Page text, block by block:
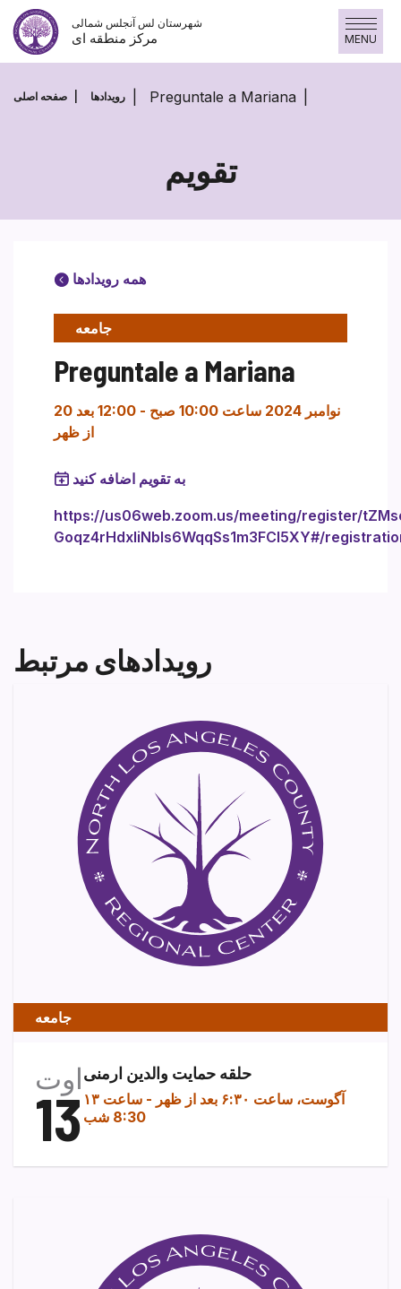
پرش
محتوا
شهرستان لس آنجلس شمالی
مرکز منطقه ای MENU
صفحه اصلی رویدادها Preguntale a Mariana
تقویم
همه رویدادها
جامعه
Preguntale a Mariana
20 نوامبر 2024 ساعت 10:00 صبح -
12:00 بعد
از ظهر
به تقویم اضافه کنید
https://us06web.zoom.us/meeting/register/
Goqz4rHdxIiNbls6WqqSs1m3FCl5XY#/
رویدادهای مرتبط
جامعه
اوت
13
حلقه حمایت والدین ارمنی
۱۳ آگوست، ساعت ۶:۳۰ بعد از ظهر - ساعت
8:30 شب